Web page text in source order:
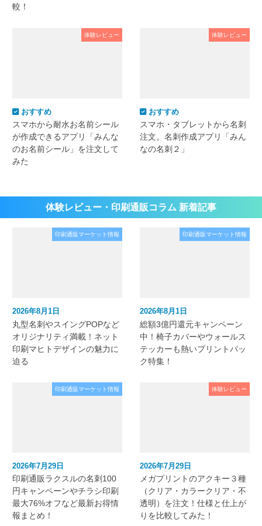
較！
体験レビュー
おすすめ
スマホから耐水お名前シール
が作成できるアプリ「みんな
のお名前シール」を注文して
みた
体験レビュー
おすすめ
スマホ・タブレットから名刺
注文。名刺作成アプリ「みん
なの名刺２」
体験レビュー・印刷通販コラム 新着記事
印刷通販マーケット情報
2026年8月1日
丸型名刺やスイングPOPなど
オリジナリティ満載！ネット
印刷マヒトデザインの魅力に
迫る
印刷通販マーケット情報
2026年8月1日
総額3億円還元キャンペーン
中！椅子カバーやウォールス
テッカーも熱いプリントパッ
ク特集！
印刷通販マーケット情報
2026年7月29日
印刷通販ラクスルの名刺100
円キャンペーンやチラシ印刷
最大76%オフなど最新お得情
報まとめ！
体験レビュー
2026年7月29日
メガプリントのアクキー３種
（クリア・カラークリア・不
透明）を注文！仕様と仕上が
りを比較してみた！